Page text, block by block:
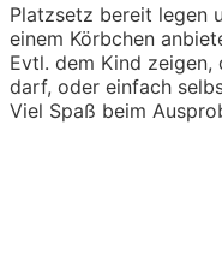
Platzsetz bereit legen
einem Körbchen
Evtl. dem Kind zeigen,
darf, oder einfach
Viel Spaß beim